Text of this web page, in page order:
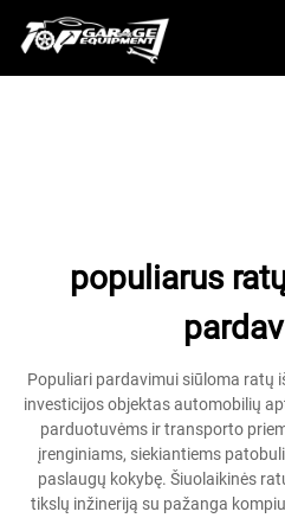
populiarus
Populiari pardavimui siūloma ratų
investicijos objektas automobilių
parduotuvėms ir transporto
įrenginiams, siekiantiems
paslaugų kokybę. Šiuolaikinės
tikslų inžineriją su pažanga